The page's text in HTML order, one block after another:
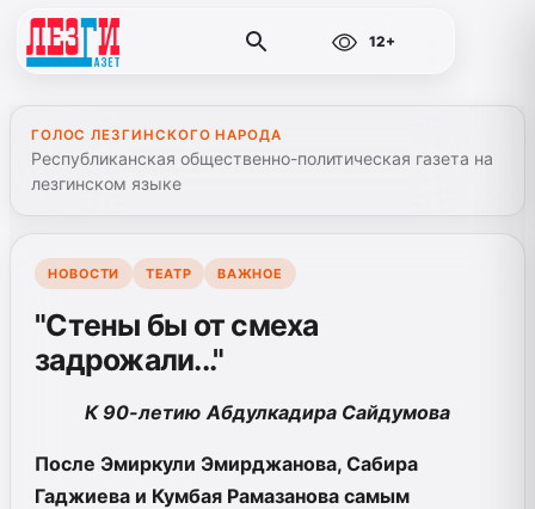
12+
ГОЛОС ЛЕЗГИНСКОГО НАРОДА
Республиканская общественно-политическая газета на
лезгинском языке
НОВОСТИ ТЕАТР ВАЖНОЕ
"Стены бы от смеха
задрожали..."
К 90-летию Абдулкадира Сайдумова
После Эмиркули Эмирджанова, Сабира
Гаджиева и Кумбая Рамазанова самым